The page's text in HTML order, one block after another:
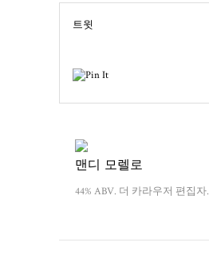
트윗
맨디 모렐로
44% ABV. 더 카라우저 편집자.